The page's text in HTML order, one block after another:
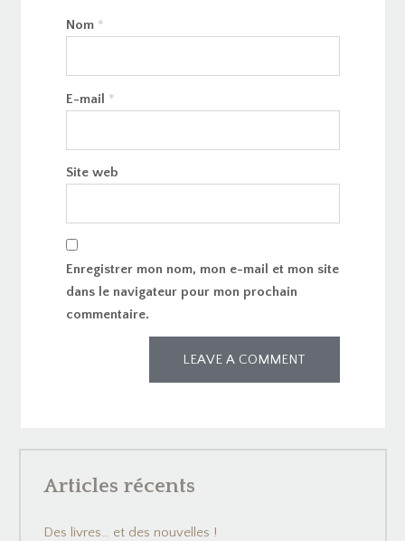
Nom *
E-mail *
Site web
Enregistrer mon nom, mon e-mail et mon site
dans le navigateur pour mon prochain
commentaire.
Articles récents
Des livres… et des nouvelles !